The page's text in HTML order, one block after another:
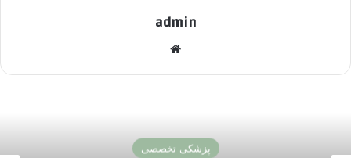
admin
اخبار پزشکی و سلامت